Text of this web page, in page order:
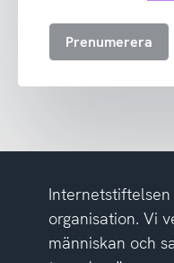
att
nyhetsbrev
tagit
av
Prenumerera
organisation. Vi
människan och